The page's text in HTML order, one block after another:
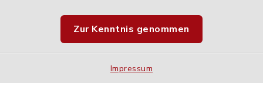
Zur Kenntnis genommen
Impressum
Impressum
Sitemap